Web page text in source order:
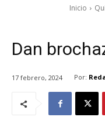
Inicio
Dan
17 febrero, 2024 Por: